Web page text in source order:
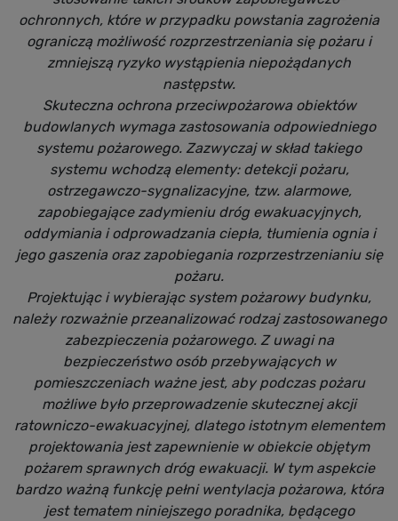
ochronnych, które w przypadku powstania zagrożenia
ograniczą możliwość rozprzestrzeniania się pożaru i
zmniejszą ryzyko wystąpienia niepożądanych
następstw.
Skuteczna ochrona przeciwpożarowa obiektów
budowlanych wymaga zastosowania odpowiedniego
systemu pożarowego. Zazwyczaj w skład takiego
systemu wchodzą elementy: detekcji pożaru,
ostrzegawczo-sygnalizacyjne, tzw. alarmowe,
zapobiegające zadymieniu dróg ewakuacyjnych,
oddymiania i odprowadzania ciepła, tłumienia ognia i
jego gaszenia oraz zapobiegania rozprzestrzenianiu się
pożaru.
Projektując i wybierając system pożarowy budynku,
należy rozważnie przeanalizować rodzaj zastosowanego
zabezpieczenia pożarowego. Z uwagi na
bezpieczeństwo osób przebywających w
pomieszczeniach ważne jest, aby podczas pożaru
możliwe było przeprowadzenie skutecznej akcji
ratowniczo-ewakuacyjnej, dlatego istotnym elementem
projektowania jest zapewnienie w obiekcie objętym
pożarem sprawnych dróg ewakuacji. W tym aspekcie
bardzo ważną funkcję pełni wentylacja pożarowa, która
jest tematem niniejszego poradnika, będącego